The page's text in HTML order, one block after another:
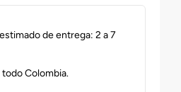
de entrega: 2 a 7
todo Colombia.